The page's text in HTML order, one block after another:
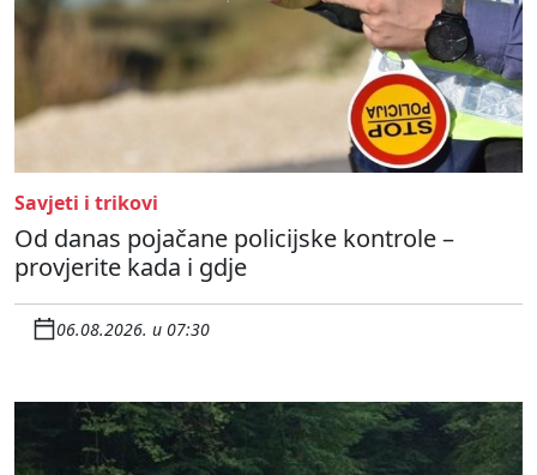
Savjeti i trikovi
Od danas pojačane policijske kontrole –
provjerite kada i gdje
06.08.2026. u 07:30